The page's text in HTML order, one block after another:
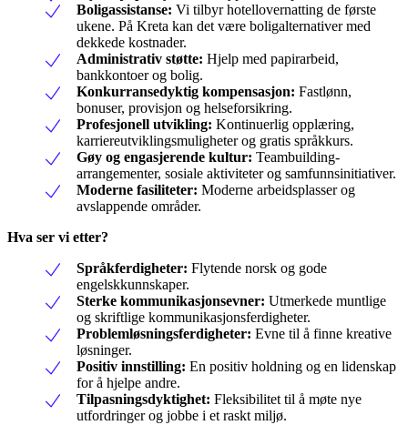
Boligassistanse: Vi tilbyr hotellovernatting de første
ukene. På Kreta kan det være boligalternativer med
dekkede kostnader.
Administrativ støtte: Hjelp med papirarbeid,
bankkontoer og bolig.
Konkurransedyktig kompensasjon: Fastlønn,
bonuser, provisjon og helseforsikring.
Profesjonell utvikling: Kontinuerlig opplæring,
karriereutviklingsmuligheter og gratis språkkurs.
Gøy og engasjerende kultur: Teambuilding-
arrangementer, sosiale aktiviteter og samfunnsinitiativer.
Moderne fasiliteter: Moderne arbeidsplasser og
avslappende områder.
Hva ser vi etter?
Språkferdigheter: Flytende norsk og gode
engelskkunnskaper.
Sterke kommunikasjonsevner: Utmerkede muntlige
og skriftlige kommunikasjonsferdigheter.
Problemløsningsferdigheter: Evne til å finne kreative
løsninger.
Positiv innstilling: En positiv holdning og en lidenskap
for å hjelpe andre.
Tilpasningsdyktighet: Fleksibilitet til å møte nye
utfordringer og jobbe i et raskt miljø.